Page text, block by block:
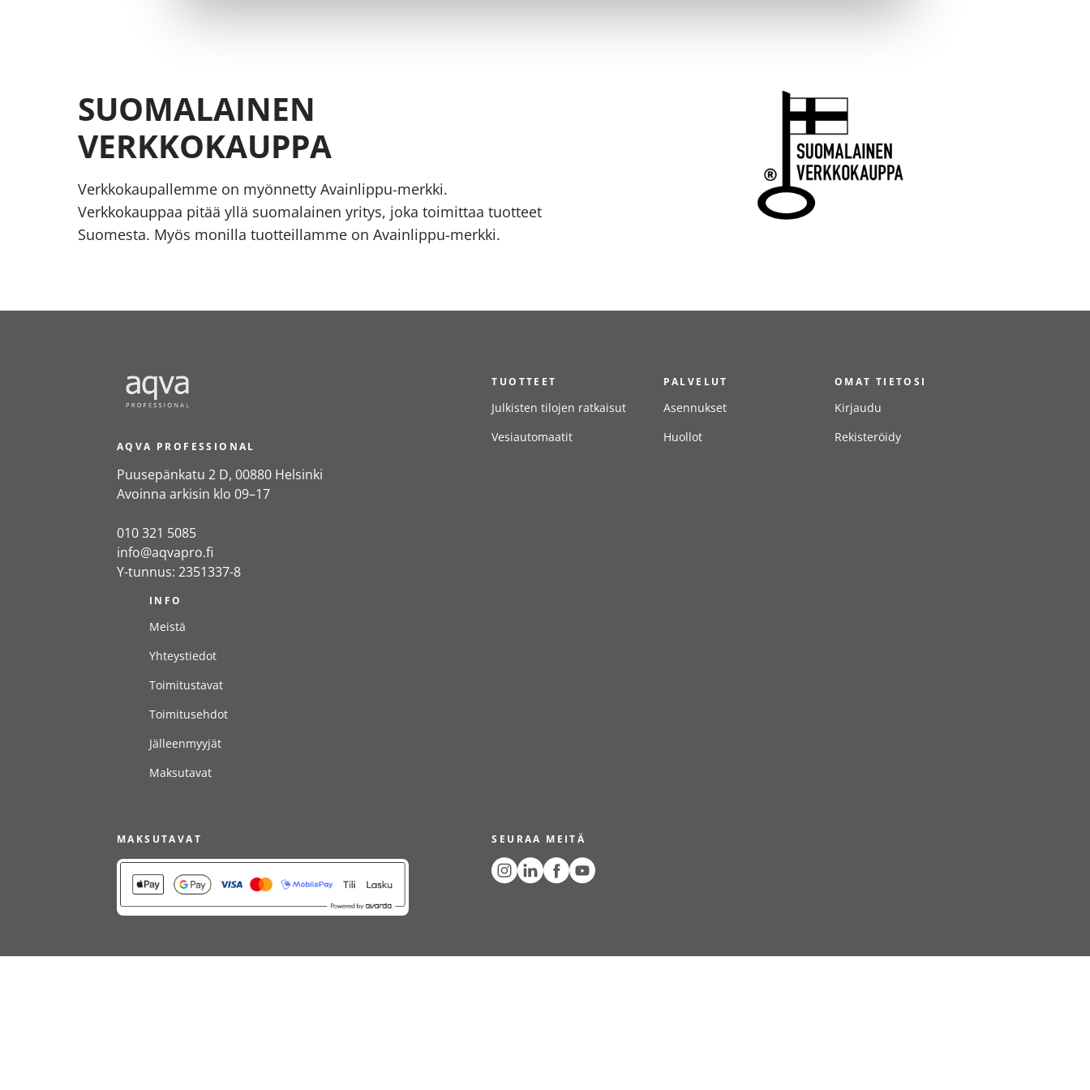
SUOMALAINEN
VERKKOKAUPPA
Verkkokaupallemme on myönnetty Avainlippu-merkki.
Verkkokauppaa pitää yllä suomalainen yritys, joka toimittaa tuotteet
Suomesta. Myös monilla tuotteillamme on Avainlippu-merkki.
AQVA PROFESSIONAL
Puusepänkatu 2 D, 00880 Helsinki
Avoinna arkisin klo 09–17
010 321 5085
info@aqvapro.fi
Y-tunnus: 2351337-8
TUOTTEET
Julkisten tilojen ratkaisut
Vesiautomaatit
PALVELUT
Asennukset
Huollot
OMAT TIETOSI
Kirjaudu
Rekisteröidy
INFO
Meistä
Yhteystiedot
Toimitustavat
Toimitusehdot
Jälleenmyyjät
Maksutavat
MAKSUTAVAT SEURAA MEITÄ